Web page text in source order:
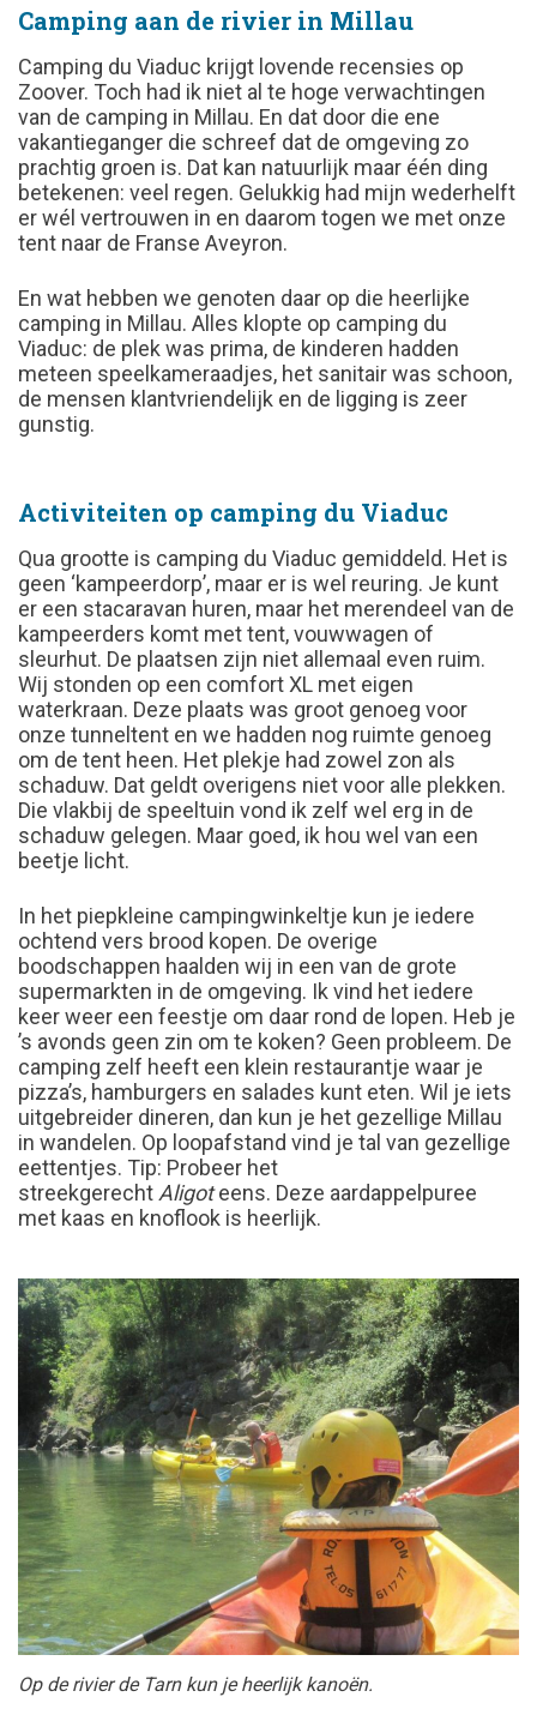
Camping aan de rivier in Millau
Camping du Viaduc krijgt lovende recensies op
Zoover. Toch had ik niet al te hoge verwachtingen
van de camping in Millau. En dat door die ene
vakantieganger die schreef dat de omgeving zo
prachtig groen is. Dat kan natuurlijk maar één ding
betekenen: veel regen. Gelukkig had mijn wederhelft
er wél vertrouwen in en daarom togen we met onze
tent naar de Franse Aveyron.
En wat hebben we genoten daar op die heerlijke
camping in Millau. Alles klopte op camping du
Viaduc: de plek was prima, de kinderen hadden
meteen speelkameraadjes, het sanitair was schoon,
de mensen klantvriendelijk en de ligging is zeer
gunstig.
Activiteiten op camping du Viaduc
Qua grootte is camping du Viaduc gemiddeld. Het is
geen ‘kampeerdorp’, maar er is wel reuring. Je kunt
er een stacaravan huren, maar het merendeel van de
kampeerders komt met tent, vouwwagen of
sleurhut. De plaatsen zijn niet allemaal even ruim.
Wij stonden op een comfort XL met eigen
waterkraan. Deze plaats was groot genoeg voor
onze tunneltent en we hadden nog ruimte genoeg
om de tent heen. Het plekje had zowel zon als
schaduw. Dat geldt overigens niet voor alle plekken.
Die vlakbij de speeltuin vond ik zelf wel erg in de
schaduw gelegen. Maar goed, ik hou wel van een
beetje licht.
In het piepkleine campingwinkeltje kun je iedere
ochtend vers brood kopen. De overige
boodschappen haalden wij in een van de grote
supermarkten in de omgeving. Ik vind het iedere
keer weer een feestje om daar rond de lopen. Heb je
’s avonds geen zin om te koken? Geen probleem. De
camping zelf heeft een klein restaurantje waar je
pizza’s, hamburgers en salades kunt eten. Wil je iets
uitgebreider dineren, dan kun je het gezellige Millau
in wandelen. Op loopafstand vind je tal van gezellige
eettentjes. Tip: Probeer het
streekgerechtAligoteens. Deze aardappelpuree
met kaas en knoflook is heerlijk.
Op de rivier de Tarn kun je heerlijk kanoën.